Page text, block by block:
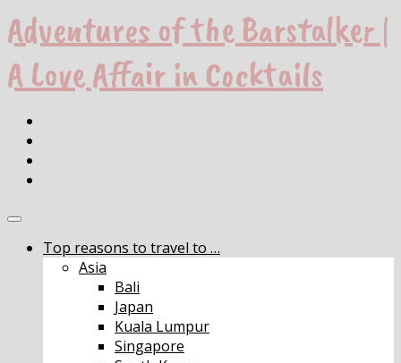
Adventures of the Barstalker |
A Love Affair in Cocktails
Top reasons to travel to …
Asia
Bali
Japan
Kuala Lumpur
Singapore